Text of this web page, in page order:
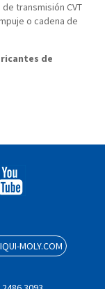
transmisión CVT
o cadena de
de
MOLY.COM